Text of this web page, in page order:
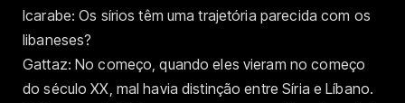
Icarabe: Os sírios têm uma trajetória parecida com os
libaneses?
Gattaz: No começo, quando eles vieram no começo
do século XX, mal havia distinção entre Síria e Líbano.